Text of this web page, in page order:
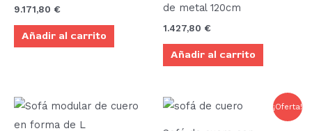
9.171,80 €
Añadir al carrito
de metal 120cm
1.427,80 €
Añadir al carrito
¡Oferta!
El
precio